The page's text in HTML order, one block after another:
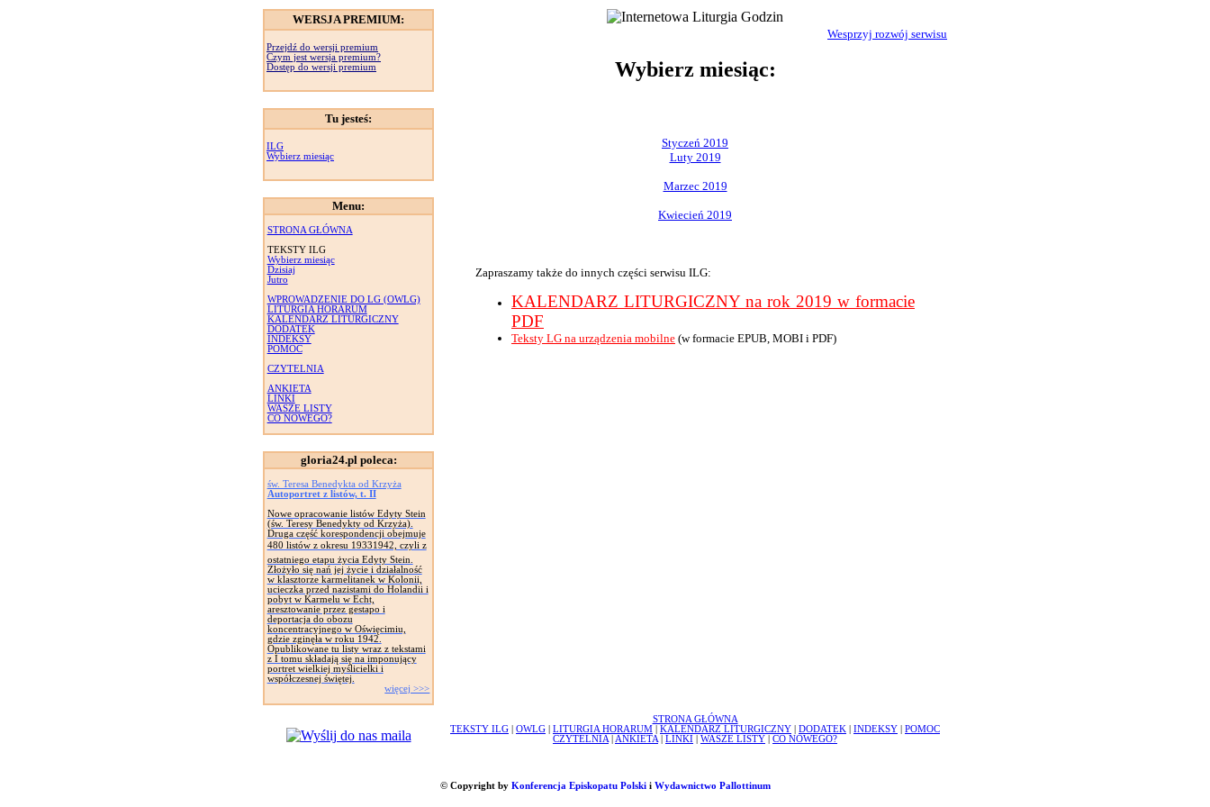
WERSJA PREMIUM:
Przejdź do wersji premium
Czym jest wersja premium?
Dostęp do wersji premium
Tu jesteś:
ILG
Wybierz miesiąc
Menu:
STRONA GŁÓWNA
TEKSTY ILG
Wybierz miesiąc
Dzisiaj
Jutro
WPROWADZENIE DO LG (OWLG)
LITURGIA HORARUM
KALENDARZ LITURGICZNY
DODATEK
INDEKSY
POMOC
CZYTELNIA
ANKIETA
LINKI
WASZE LISTY
CO NOWEGO?
gloria24.pl poleca:
św. Teresa Benedykta od Krzyża
Autoportret z listów, t. II
Nowe opracowanie listów Edyty Stein
(św. Teresy Benedykty od Krzyża).
Druga część korespondencji obejmuje
480 listów z okresu 19331942, czyli z
ostatniego etapu życia Edyty Stein.
Złożyło się nań jej życie i działalność
w klasztorze karmelitanek w Kolonii,
ucieczka przed nazistami do Holandii i
pobyt w Karmelu w Echt,
aresztowanie przez gestapo i
deportacja do obozu
koncentracyjnego w Oświęcimiu,
gdzie zginęła w roku 1942.
Opublikowane tu listy wraz z tekstami
z I tomu składają się na imponujący
portret wielkiej myślicielki i
współczesnej świętej.
więcej >>>
Wesprzyj rozwój serwisu
Wybierz miesiąc:
Styczeń 2019
Luty 2019
Marzec 2019
Kwiecień 2019
Zapraszamy także do innych części serwisu ILG:
KALENDARZ LITURGICZNY na rok 2019 w formacie
PDF
Teksty LG na urządzenia mobilne (w formacie EPUB, MOBI i PDF)
STRONA GŁÓWNA
TEKSTY ILG
OWLG LITURGIA HORARUM KALENDARZ LITURGICZNY DODATEK INDEKSY
POMOC
CZYTELNIA
ANKIETA LINKI WASZE LISTY CO NOWEGO?
© Copyright by Konferencja Episkopatu Polskii Wydawnictwo Pallottinum